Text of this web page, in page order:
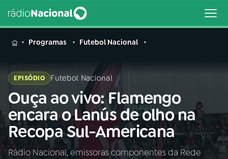
MENU
Buscar
na
Rádio
Nacional
Buscar
AO VIVO
Programas Futebol Nacional
EPISÓDIO Futebol Nacional
Ouça ao vivo: Flamengo
encara o Lanús de olho na
Recopa Sul-Americana
Rádio Nacional, emissoras componentes da Rede